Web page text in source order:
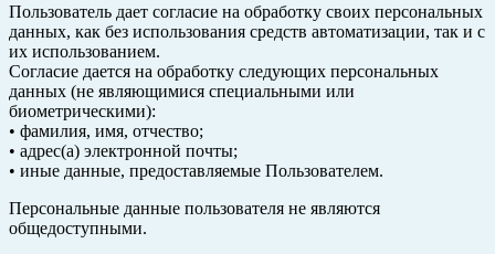
Пользователь дает согласие на обработку своих персональных
данных, как без использования средств автоматизации, так и с
их использованием.
Согласие дается на обработку следующих персональных
данных (не являющимися специальными или
биометрическими):
• фамилия, имя, отчество;
• адрес(а) электронной почты;
• иные данные, предоставляемые Пользователем.
Персональные данные пользователя не являются
общедоступными.